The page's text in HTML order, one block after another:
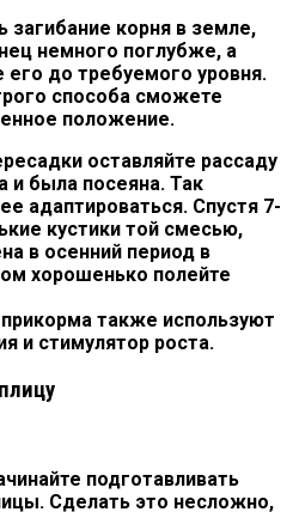
загибание корня в земле,
немного поглубже, а
до требуемого уровня.
способа сможете
положение.
оставляйте рассаду
и была посеяна. Так
адаптироваться. Спустя 7-
кустики той смесью,
в осенний период в
хорошенько полейте
также используют
и стимулятор роста.
подготавливать
Сделать это несложно,